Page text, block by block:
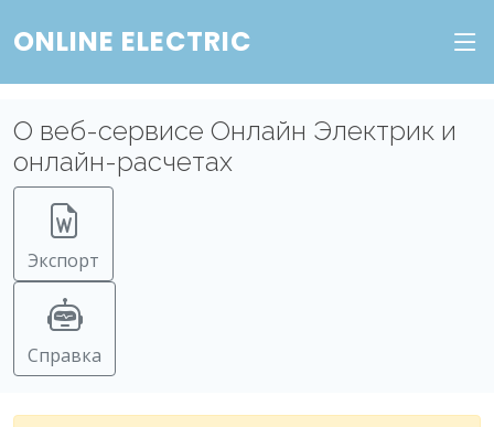
ONLINE ELECTRIC
О веб-сервисе Онлайн Электрик и
онлайн-расчетах
Экспорт
Справка